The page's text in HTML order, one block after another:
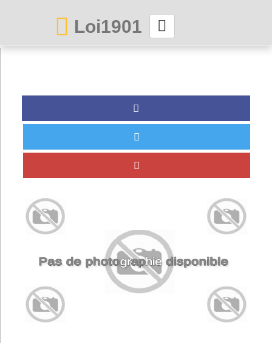
Loi1901
Abonnez-vous à LettrAsso
Menu général
ServiceAsso
Partager
Infos